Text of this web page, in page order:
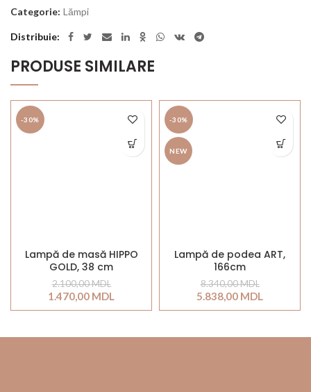
Categorie: Lămpi
Distribuie
PRODUSE SIMILARE
-30%
Lampă de masă HIPPO
GOLD, 38 cm
2.100,00MDL
1.470,00 MDL
-30%
NEW
Lampă de podea ART,
166cm
8.340,00MDL
5.838,00 MDL